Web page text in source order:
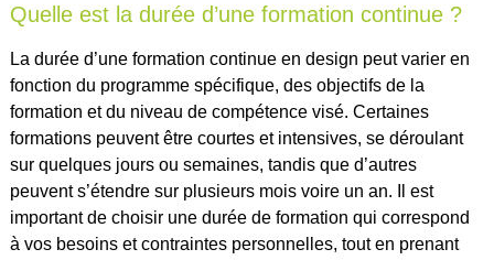
Quelle est la durée d’une formation continue ?
La durée d’une formation continue en design peut varier en
fonction du programme spécifique, des objectifs de la
formation et du niveau de compétence visé. Certaines
formations peuvent être courtes et intensives, se déroulant
sur quelques jours ou semaines, tandis que d’autres
peuvent s’étendre sur plusieurs mois voire un an. Il est
important de choisir une durée de formation qui correspond
à vos besoins et contraintes personnelles, tout en prenant